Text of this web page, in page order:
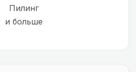
Пилинг
и больше